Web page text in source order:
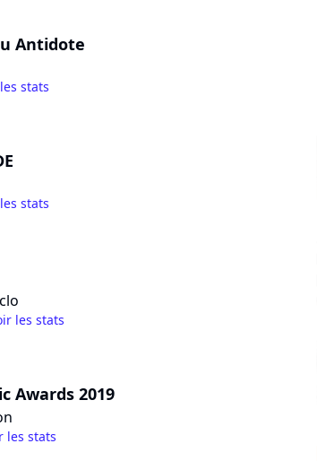
Antidote
stats
stats
les stats
Awards 2019
les stats